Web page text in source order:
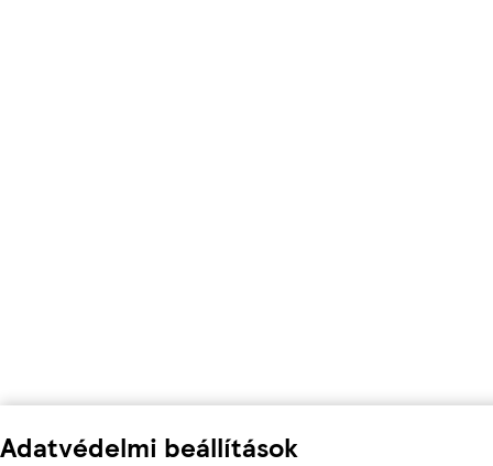
Adatvédelmi beállítások